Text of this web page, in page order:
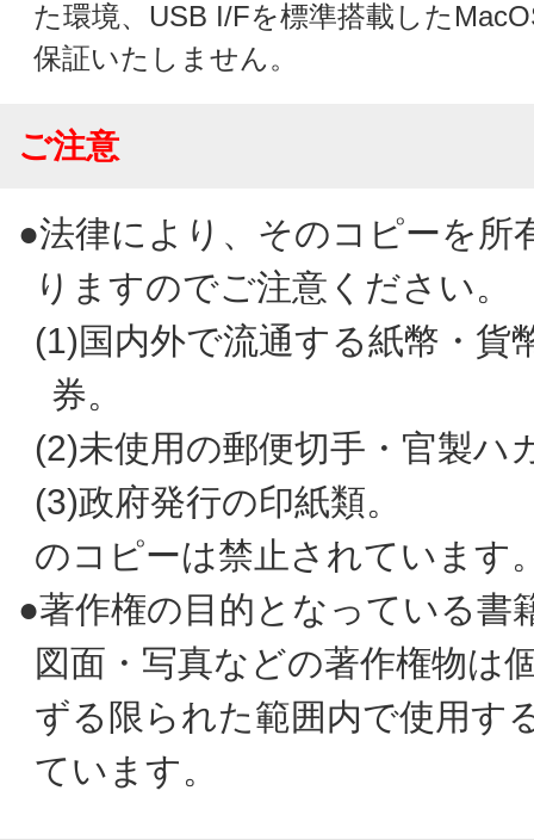
た環境、USB I/Fを標準搭載した
保証いたしません。
ご注意
●法律により、そのコピーを
りますのでご注意ください。
(1)国内外で流通する紙幣・貨
券。
(2)未使用の郵便切手・官製ハ
(3)政府発行の印紙類。
のコピーは禁止されています
●著作権の目的となっている書
図面・写真などの著作権物は
ずる限られた範囲内で使用す
ています。